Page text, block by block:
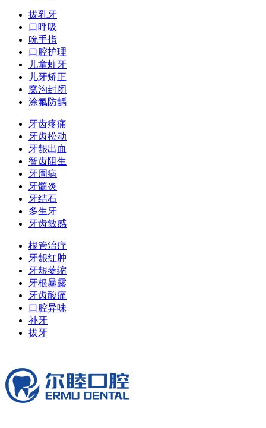
拔乳牙
口呼吸
吮手指
口腔护理
儿童蛀牙
儿牙矫正
窝沟封闭
涂氟防龋
牙齿疼痛
牙齿松动
牙龈出血
智齿阻生
牙周病
牙髓炎
牙结石
多生牙
牙齿敏感
根管治疗
牙龈红肿
牙龈萎缩
牙根暴露
牙齿酸痛
口腔异味
补牙
拔牙